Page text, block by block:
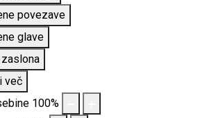
povezave
glave
več
100%